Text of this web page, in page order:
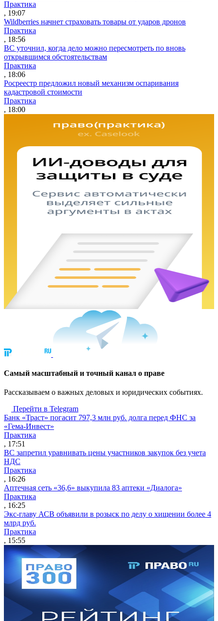
Практика
, 19:07
Wildberries начнет страховать товары от ударов дронов
Практика
, 18:56
ВС уточнил, когда дело можно пересмотреть по вновь
открывшимся обстоятельствам
Практика
, 18:06
Росреестр предложил новый механизм оспаривания
кадастровой стоимости
Практика
, 18:00
Cамый масштабный и точный канал о праве
Рассказываем о важных деловых и юридических событиях.
Перейти в Telegram
Банк «Траст» погасит 797,3 млн руб. долга перед ФНС за
«Гема-Инвест»
Практика
, 17:51
ВС запретил уравнивать цены участников закупок без учета
НДС
Практика
, 16:26
Аптечная сеть «36,6» выкупила 83 аптеки «Диалога»
Практика
, 16:25
Экс-главу АСВ объявили в розыск по делу о хищении более 4
млрд руб.
Практика
, 15:55